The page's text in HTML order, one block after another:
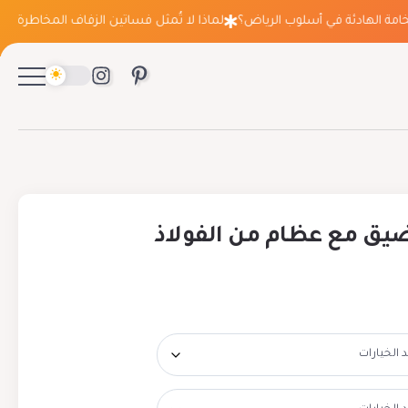
الهادئة في أسلوب الرياض؟ لماذا لا تُمثل فساتين الزفاف المخاطرة التي
مع عظام من الفولاذ